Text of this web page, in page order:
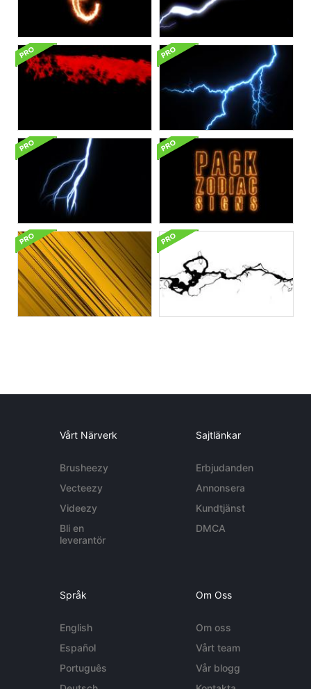
Vårt Närverk
Brusheezy
Vecteezy
Videezy
Bli en
leverantör
Sajtlänkar
Erbjudanden
Annonsera
Kundtjänst
DMCA
Språk
English
Español
Português
Om Oss
Om oss
Vårt team
Vår blogg